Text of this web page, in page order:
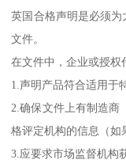
英国合格声明是必须
文件。
在文件中，企业或授权
1.声明产品符合适用于
2.确保文件上有制造商
格评定机构的信息（如
3.应要求市场监督机构